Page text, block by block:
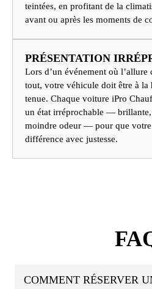
teintées, en profitant de la
avant ou après les moments de
PRÉSENTATION
Lors d’un événement où l’allure
tout, votre véhicule doit être à la
tenue. Chaque voiture iPro
un état irréprochable — brillante,
moindre odeur — pour que votre
différence avec justesse.
COMMENT RÉSERVER